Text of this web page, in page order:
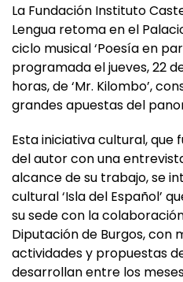
La Fundación Instituto
Lengua retoma en el
ciclo musical ‘Poesía en
programada el jueves, 22
horas, de ‘Mr. Kilombo’,
grandes apuestas del
Esta iniciativa cultural, que
del autor con una
alcance de su trabajo, se
cultural ‘Isla del Español’
su sede con la
Diputación de Burgos, con
actividades y propuestas
desarrollan entre los